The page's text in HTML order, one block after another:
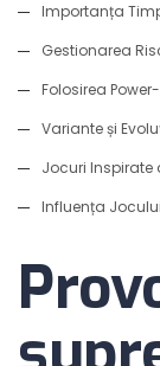
Importanța
Gestionarea
Folosirea
Variante și
Jocuri Inspirate
Influența